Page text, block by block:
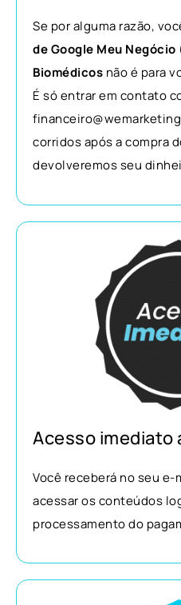
Se por alguma razão,
de Google Meu
Biomédicos não é para
É só entrar em contato
corridos após a compra
devolveremos seu
Acesso imediato
Você receberá no seu
acessar os conteúdos
processamento do